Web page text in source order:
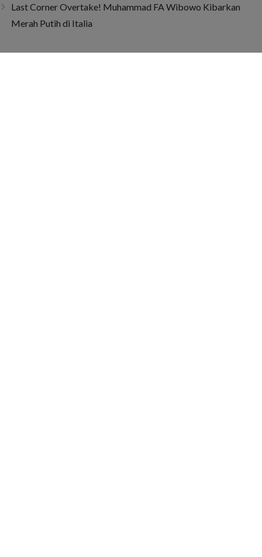
Last Corner Overtake! Muhammad FA Wibowo Kibarkan
Merah Putih di Italia
All Tags